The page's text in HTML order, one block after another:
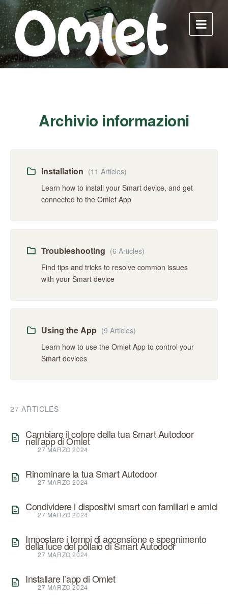
Skip
to
content
Skip
to
main
navigation
Skip
to
footer
Archivio informazioni
Installation (11 Articles)
Learn how to install your Smart device, and get
connected to the Omlet App
Troubleshooting (6 Articles)
Find tips and tricks to resolve common issues
with your Smart device
Using the App (9 Articles)
Learn how to use the Omlet App to control your
Smart devices
27 ARTICLES
Cambiare il colore della tua Smart Autodoor
nell’app di Omlet
27 MARZO 2024
Rinominare la tua Smart Autodoor
27 MARZO 2024
Condividere i dispositivi smart con familiari e amici
27 MARZO 2024
Impostare i tempi di accensione e spegnimento
della luce del pollaio di Smart Autodoor
27 MARZO 2024
Installare l’app di Omlet
27 MARZO 2024